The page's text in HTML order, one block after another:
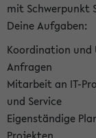
mit Schwerpunkt
Deine Aufgaben:
Koordination und
Anfragen
Mitarbeit an IT-
und Service
Eigenständige